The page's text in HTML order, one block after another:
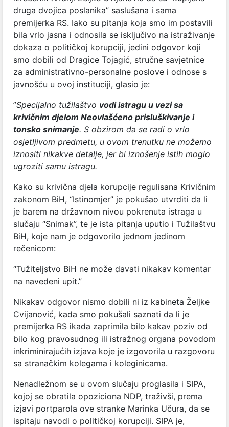
druga dvojica poslanika” saslušana i sama
premijerka RS. Iako su pitanja koja smo im postavili
bila vrlo jasna i odnosila se isključivo na istraživanje
dokaza o političkoj korupciji, jedini odgovor koji
smo dobili od Dragice Tojagić, stručne savjetnice
za administrativno-personalne poslove i odnose s
javnošću u ovoj instituciji, glasio je:
”Specijalno tužilaštvo vodi istragu u vezi sa
krivičnim djelom Neovlašćeno prisluškivanje i
tonsko snimanje. S obzirom da se radi o vrlo
osjetljivom predmetu, u ovom trenutku ne možemo
iznositi nikakve detalje, jer bi iznošenje istih moglo
ugroziti samu istragu.
Kako su krivična djela korupcije regulisana Krivičnim
zakonom BiH, “Istinomjer” je pokušao utvrditi da li
je barem na državnom nivou pokrenuta istraga u
slučaju “Snimak”, te je ista pitanja uputio i Tužilaštvu
BiH, koje nam je odgovorilo jednom jedinom
rečenicom:
“Tužiteljstvo BiH ne može davati nikakav komentar
na navedeni upit.”
Nikakav odgovor nismo dobili ni iz kabineta Željke
Cvijanović, kada smo pokušali saznati da li je
premijerka RS ikada zaprimila bilo kakav poziv od
bilo kog pravosudnog ili istražnog organa povodom
inkriminirajućih izjava koje je izgovorila u razgovoru
sa stranačkim kolegama i koleginicama.
Nenadležnom se u ovom slučaju proglasila i SIPA,
kojoj se obratila opoziciona NDP, traživši, prema
izjavi portparola ove stranke Marinka Učura, da se
ispitaju navodi o političkoj korupciji. SIPA je,